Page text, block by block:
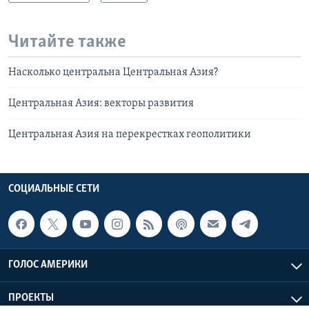
Читайте также
Насколько центральна Центральная Азия?
Центральная Азия: векторы развития
Центральная Азия на перекрестках геополитики
СОЦИАЛЬНЫЕ СЕТИ
ГОЛОС АМЕРИКИ
ПРОЕКТЫ